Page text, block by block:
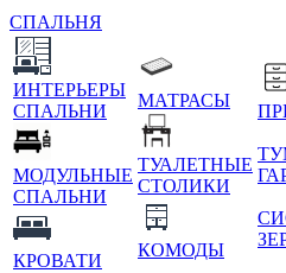
СПАЛЬНЯ
ИНТЕРЬЕРЫ
СПАЛЬНИ
МОДУЛЬНЫЕ
СПАЛЬНИ
КРОВАТИ
МАТРАСЫ
ТУАЛЕТНЫЕ
СТОЛИКИ
КОМОДЫ